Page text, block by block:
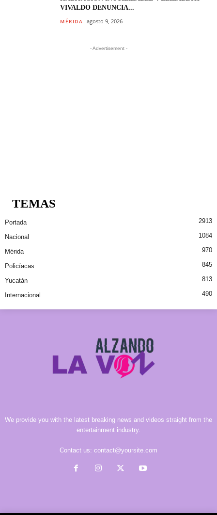
VIVALDO DENUNCIA...
MÉRIDA agosto 9, 2026
- Advertisement -
TEMAS
Portada 2913
Nacional 1084
Mérida 970
Policíacas 845
Yucatán 813
Internacional 490
We provide you with the latest breaking news and videos straight from the
entertainment industry.
Contact us: contact@yoursite.com